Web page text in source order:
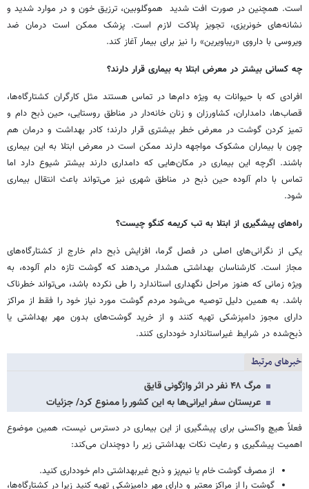
است. همچنین در صورت افت شدید هموگلوبین، ترزیق خون و در موارد شدید و
نشانه‌های خونریزی، تجویز پلاکت لازم است. پزشک ممکن است درمان ضد
ویروسی با داروی «ریباویرین» را نیز برای بیمار آغاز کند.
چه کسانی بیشتر در معرض ابتلا به بیماری قرار دارند؟
افرادی که با حیوانات به ویژه دام‌ها در تماس هستند مثل کارگران کشتارگاه‌ها،
قصاب‌ها، دامداران، کشاورزان و زنان خانه‌دار در مناطق روستایی، حین ذبح دام و
تمیز کردن گوشت در معرض خطر بیشتری قرار دارند؛ کادر بهداشت و درمان هم
چون با بیماران مشکوک مواجهه دارند ممکن است در معرض ابتلا به این بیماری
باشند. اگرچه این بیماری در مکان‌هایی که دامداری دارند بیشتر شیوع دارد اما
تماس با دام آلوده حین ذبح در مناطق شهری نیز می‌تواند باعث انتقال بیماری
شود.
راه‌های پیشگیری از ابتلا به تب کریمه کنگو چیست؟
یکی از نگرانی‌های اصلی در فصل گرما، افزایش ذبح دام خارج از کشتارگاه‌های
مجاز است. کارشناسان بهداشتی هشدار می‌دهند که گوشت تازه دام آلوده، به
ویژه زمانی که هنوز مراحل نگهداری استاندارد را طی نکرده باشد، می‌تواند خطرناک
باشد. به همین دلیل توصیه می‌شود مردم گوشت مورد نیاز خود را فقط از مراکز
دارای مجوز دامپزشکی تهیه کنند و از خرید گوشت‌های بدون مهر بهداشتی یا
ذبح‌شده در شرایط غیراستاندارد خودداری کنند.
خبرهای مرتبط
مرگ ۴۸ نفر در اثر واژگونی قایق
عربستان سفر ایرانی‌ها به این کشور را ممنوع کرد/ جزئیات
فعلاً هیچ واکسنی برای پیشگیری از این بیماری در دسترس نیست، همین موضوع
اهمیت پیشگیری و رعایت نکات بهداشتی زیر را دوچندان می‌کند:
از مصرف گوشت خام یا نیم‌پز و ذبح غیربهداشتی دام خودداری کنید.
گوشت را از مراکز معتبر و دارای مهر دامپزشکی تهیه کنید زیرا در کشتارگاه‌ها،